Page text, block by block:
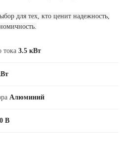
для тех, кто ценит надежность,
тока 3.5 кВт
Алюминий
В